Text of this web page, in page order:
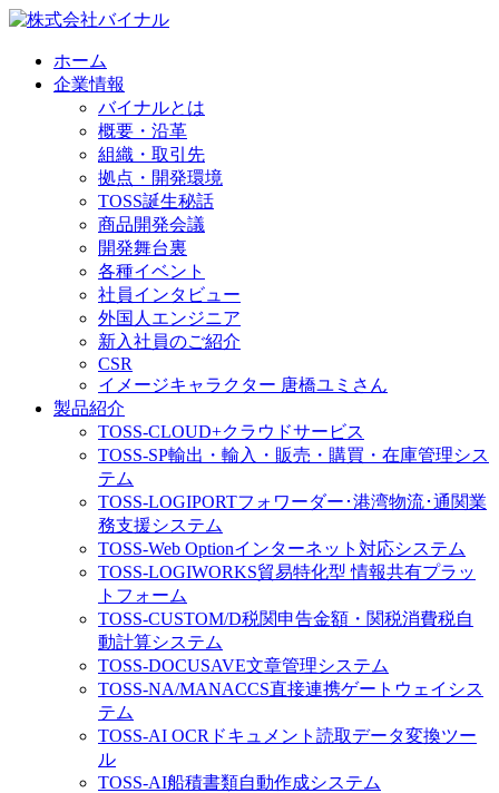
ホーム
企業情報
バイナルとは
概要・沿革
組織・取引先
拠点・開発環境
TOSS誕生秘話
商品開発会議
開発舞台裏
各種イベント
社員インタビュー
外国人エンジニア
新入社員のご紹介
CSR
イメージキャラクター 唐橋ユミさん
製品紹介
TOSS-CLOUD+クラウドサービス
TOSS-SP輸出・輸入・販売・購買・在庫管理シス
テム
TOSS-LOGIPORTフォワーダー･港湾物流･通関業
務支援システム
TOSS-Web Optionインターネット対応システム
TOSS-LOGIWORKS貿易特化型 情報共有プラッ
トフォーム
TOSS-CUSTOM/D税関申告金額・関税消費税自
動計算システム
TOSS-DOCUSAVE文章管理システム
TOSS-NA/MANACCS直接連携ゲートウェイシス
テム
TOSS-AI OCR ドキュメント読取データ変換ツー
ル
TOSS-AI船積書類自動作成システム